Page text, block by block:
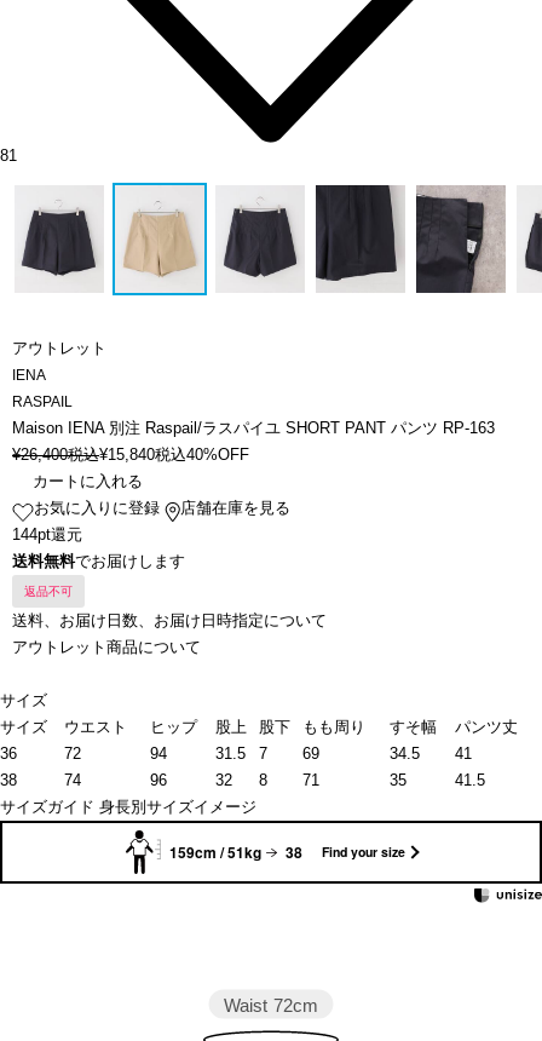
81
アウトレット
IENA
RASPAIL
Maison IENA 別注 Raspail/ラスパイユ SHORT PANT パンツ RP-163
¥26,400税込¥15,840税込40%OFF
カートに入れる
お気に入りに登録
店舗在庫を見る
144pt還元
送料無料でお届けします
返品不可
送料、お届け日数、お届け日時指定について
アウトレット商品について
サイズ
サイズ
ウエスト ヒップ 股上 股下 もも周り すそ幅
パンツ丈
36
72 94 31.5 7 69 34.5
41
38
74 96 32 8 71 35
41.5
サイズガイド 身長別サイズイメージ
159cm / 51kg 38 Find your size
Waist 72cm